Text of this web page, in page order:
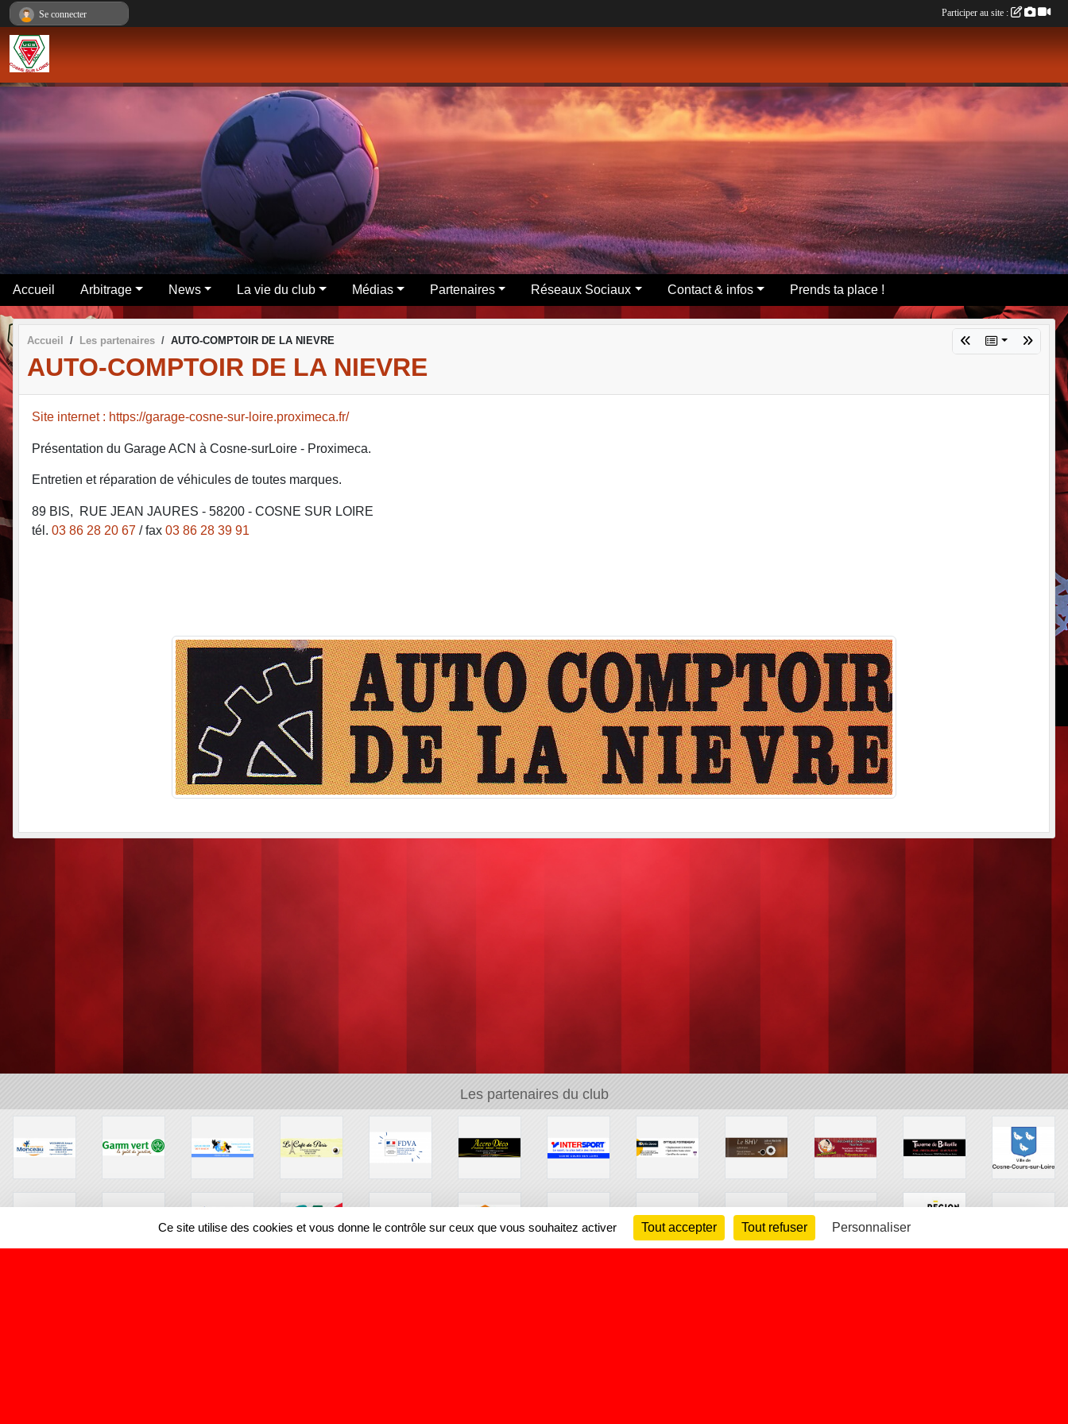
Accueil Arbitrage News La vie du club Médias Partenaires Réseaux Sociaux Contact & infos Prends ta place !
Accueil Les partenaires AUTO-COMPTOIR DE LA NIEVRE
AUTO-COMPTOIR DE LA NIEVRE
Site internet : https://garage-cosne-sur-loire.proximeca.fr/
Présentation du Garage ACN à Cosne-surLoire - Proximeca.
Entretien et réparation de véhicules de toutes marques.
89 BIS, RUE JEAN JAURES - 58200 - COSNE SUR LOIRE
tél. 03 86 28 20 67 / fax 03 86 28 39 91
Les partenaires du club
Se connecter Participer au site :
Panneau de gestion des cookies
Ce site utilise des cookies et vous donne le contrôle sur ceux que vous souhaitez activer Tout accepter Tout refuser Personnaliser